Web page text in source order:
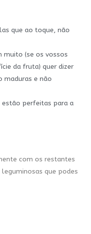
que ao toque, não
muito (se os vossos
da fruta) quer dizer
maduras e não
estão perfeitas para a
com os restantes
que podes